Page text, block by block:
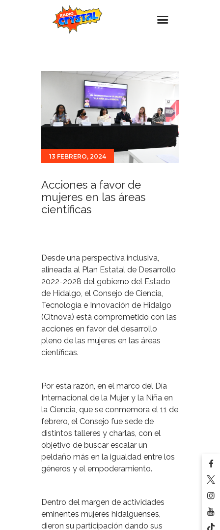
Estaciones
Promociones
Noticias
Contacto
13 FEBRERO, 2024
Acciones a favor de
mujeres en las áreas
científicas
Desde una perspectiva inclusiva,
alineada al Plan Estatal de Desarrollo
2022-2028 del gobierno del Estado
de Hidalgo, el Consejo de Ciencia,
Tecnología e Innovación de Hidalgo
(Citnova) está comprometido con las
acciones en favor del desarrollo
pleno de las mujeres en las áreas
científicas.
Por esta razón, en el marco del Día
Internacional de la Mujer y la Niña en
la Ciencia, que se conmemora el 11 de
febrero, el Consejo fue sede de
distintos talleres y charlas, con el
objetivo de buscar escalar un
peldaño más en la igualdad entre los
géneros y el empoderamiento.
Dentro del margen de actividades
eminentes mujeres hidalguenses,
dieron su participación dando sus